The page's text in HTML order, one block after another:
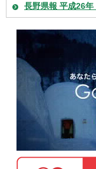
長野県報 平成26